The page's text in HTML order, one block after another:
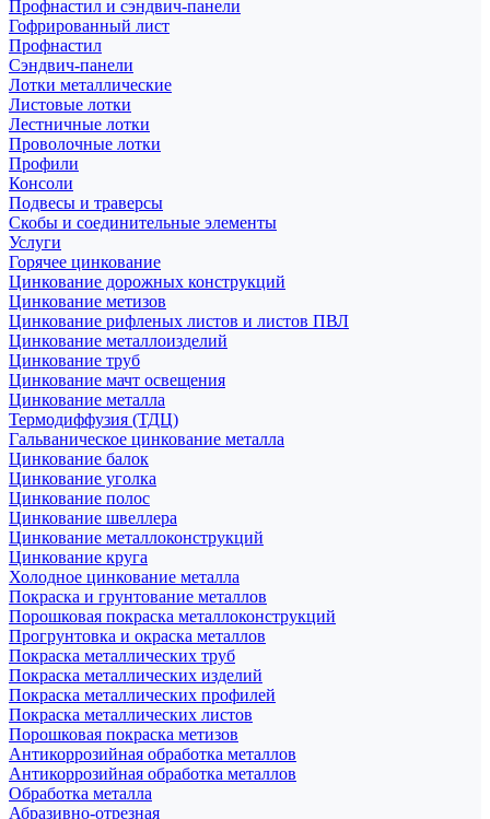
Профнастил и сэндвич-панели
Гофрированный лист
Профнастил
Сэндвич-панели
Лотки металлические
Листовые лотки
Лестничные лотки
Проволочные лотки
Профили
Консоли
Подвесы и траверсы
Скобы и соединительные элементы
Услуги
Горячее цинкование
Цинкование дорожных конструкций
Цинкование метизов
Цинкование рифленых листов и листов ПВЛ
Цинкование металлоизделий
Цинкование труб
Цинкование мачт освещения
Цинкование металла
Термодиффузия (ТДЦ)
Гальваническое цинкование металла
Цинкование балок
Цинкование уголка
Цинкование полос
Цинкование швеллера
Цинкование металлоконструкций
Цинкование круга
Холодное цинкование металла
Покраска и грунтование металлов
Порошковая покраска металлоконструкций
Прогрунтовка и окраска металлов
Покраска металлических труб
Покраска металлических изделий
Покраска металлических профилей
Покраска металлических листов
Порошковая покраска метизов
Антикоррозийная обработка металлов
Антикоррозийная обработка металлов
Обработка металла
Абразивно-отрезная